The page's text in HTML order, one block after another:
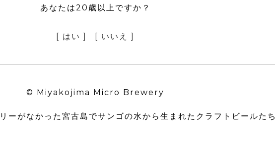
あなたは20歳以上ですか？
[ はい ] [ いいえ ]
© Miyakojima Micro Brewery
ーがなかった宮古島でサンゴの水から生まれたクラフトビールたち